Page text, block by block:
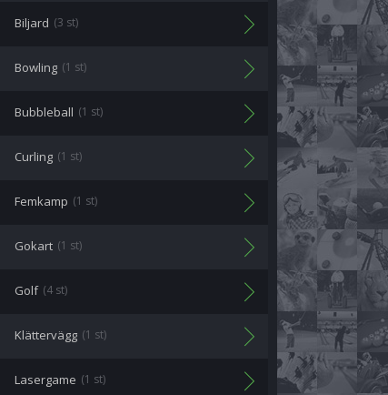
Biljard (3 st)
Bowling (1 st)
Bubbleball (1 st)
Curling (1 st)
Femkamp (1 st)
Gokart (1 st)
Golf (4 st)
Klättervägg (1 st)
Lasergame (1 st)